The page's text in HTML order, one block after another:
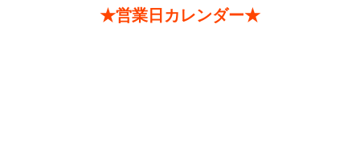
★営業日カレンダー★